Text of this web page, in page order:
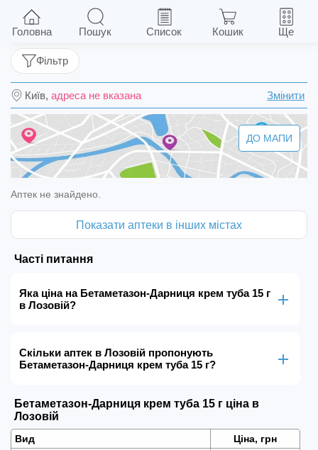
Бетаметазон-Дарниця крем туба 15 г
Київ, адреса не вказана Змінити
Фільтр
ДО МАПИ
Аптек не знайдено.
Показати аптеки в інших містах
Часті питання
Яка ціна на Бетаметазон-Дарниця крем туба 15 г
в Лозовій?
Скільки аптек в Лозовій пропонують
Бетаметазон-Дарниця крем туба 15 г?
Бетаметазон-Дарниця крем туба 15 г ціна в
Лозовій
Вид Ціна, грн
Головна Пошук Список Кошик Ще